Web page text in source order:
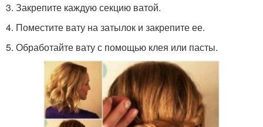
3. Закрепите каждую секцию ватой.
4. Поместите вату на затылок и закрепите ее.
5. Обработайте вату с помощью клея или пасты.